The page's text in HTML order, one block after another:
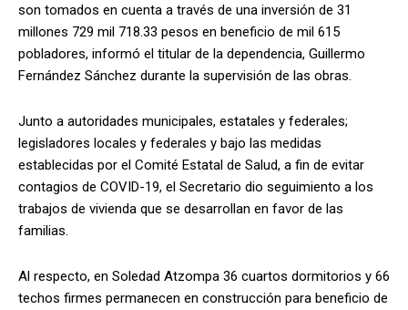
son tomados en cuenta a través de una inversión de 31
millones 729 mil 718.33 pesos en beneficio de mil 615
pobladores, informó el titular de la dependencia, Guillermo
Fernández Sánchez durante la supervisión de las obras.
Junto a autoridades municipales, estatales y federales;
legisladores locales y federales y bajo las medidas
establecidas por el Comité Estatal de Salud, a fin de evitar
contagios de COVID-19, el Secretario dio seguimiento a los
trabajos de vivienda que se desarrollan en favor de las
familias.
Al respecto, en Soledad Atzompa 36 cuartos dormitorios y 66
techos firmes permanecen en construcción para beneficio de